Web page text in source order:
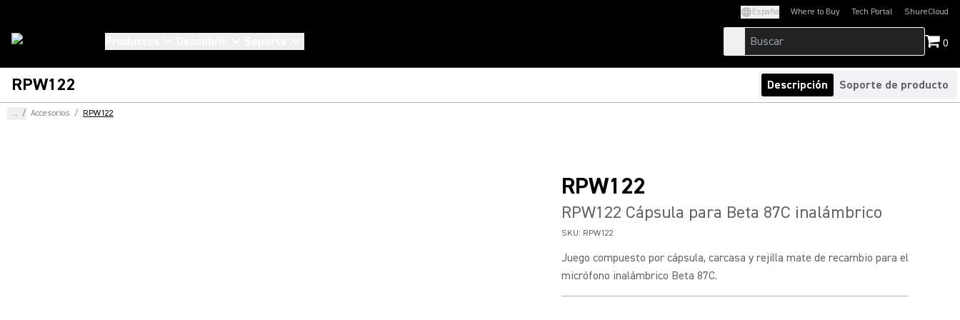
España Where to Buy Tech Portal
(Opens in a new tab)ShureCloud
(Opens in a new
0
RPW122 Descripción Soporte de producto
... / Accesorios / RPW122
RPW122
RPW122 Cápsula para Beta 87C inalámbrico
SKU: RPW122
Juego compuesto por cápsula, carcasa y rejilla mate de recambio para el
micrófono inalámbrico Beta 87C.